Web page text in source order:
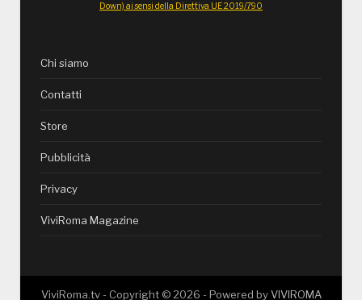
Down) ai sensi della Direttiva UE 2019/790
Chi siamo
Contatti
Store
Pubblicità
Privacy
ViviRoma Magazine
ViviRoma.tv - Copyright ©2026 - Powered byVIVIROMA